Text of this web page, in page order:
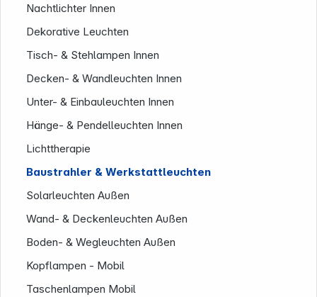
Nachtlichter Innen
Dekorative Leuchten
Tisch- & Stehlampen Innen
Decken- & Wandleuchten Innen
Unter- & Einbauleuchten Innen
Hänge- & Pendelleuchten Innen
Lichttherapie
Baustrahler & Werkstattleuchten
Solarleuchten Außen
Wand- & Deckenleuchten Außen
Boden- & Wegleuchten Außen
Kopflampen - Mobil
Taschenlampen Mobil
Service